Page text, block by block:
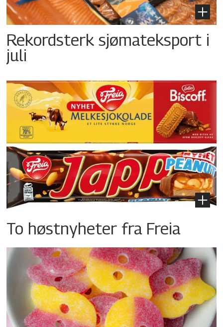
Rekordsterk sjømateksport i
juli
To høstnyheter fra Freia